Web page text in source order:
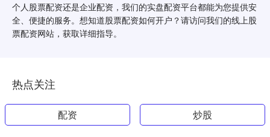
个人股票配资还是企业配资，我们的实盘配资平台都能为您提供安
全、便捷的服务。想知道股票配资如何开户？请访问我们的线上股
票配资网站，获取详细指导。
热点关注
配资 炒股